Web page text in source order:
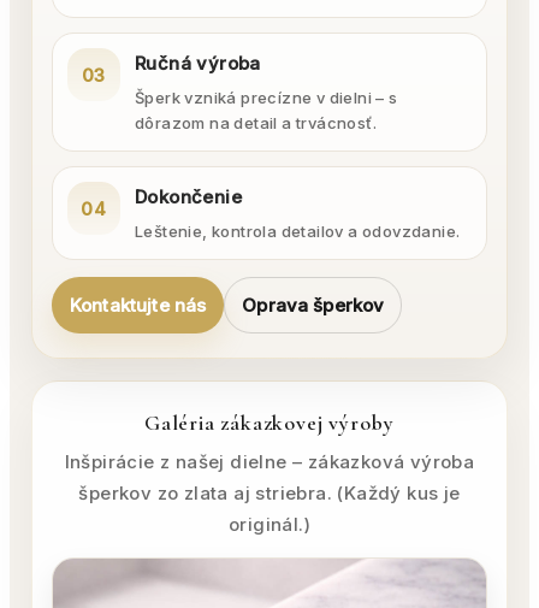
03 Ručná výroba
Šperk vzniká precízne v dielni – s
dôrazom na detail a trvácnosť.
04 Dokončenie
Leštenie, kontrola detailov a odovzdanie.
Kontaktujte nás Oprava šperkov
Galéria zákazkovej výroby
Inšpirácie z našej dielne – zákazková výroba
šperkov zo zlata aj striebra. (Každý kus je
originál.)